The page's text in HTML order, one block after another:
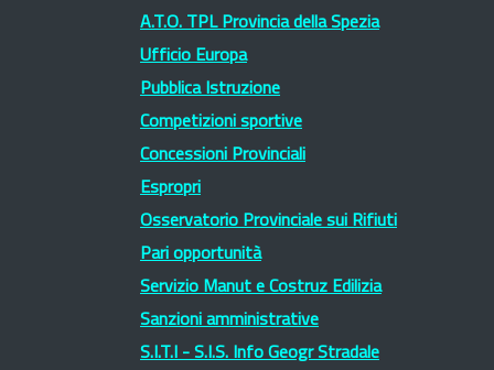
A.T.O. TPL Provincia della Spezia
Ufficio Europa
Pubblica Istruzione
Competizioni sportive
Concessioni Provinciali
Espropri
Osservatorio Provinciale sui Rifiuti
Pari opportunità
Servizio Manut e Costruz Edilizia
Sanzioni amministrative
S.I.T.I - S.I.S. Info Geogr Stradale